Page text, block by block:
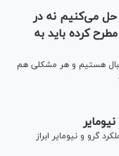
می‌کنیم نه در
کرده باید به
هستیم و هر مشکلی هم
گرو و نیومایر ابراز